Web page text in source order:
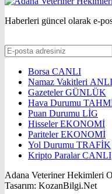
Haberleri güncel olarak e-
Borsa CANLI
Namaz Vakitleri
GazetelerGÜNLÜK
Hava Durumu
Puan Durumu LİG
HisselerEKONOMİ
ParitelerEKONOMİ
Yol Durumu TRAFİK
Kripto ParalarCANLI
Adana Veteriner Hekimleri
Tasarım: KozanBilgi.Net